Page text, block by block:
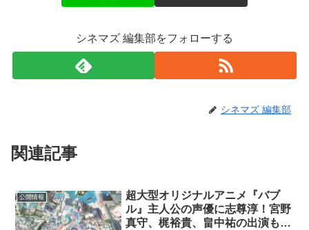
シネマズ 編集部をフォローする
シネマズ 編集部
関連記事
公開情報
超大型オリジナルアニメ『バブ
ル』主人公の声優に志尊淳！宮野
真守、梶裕貴、畠中祐の出演も決